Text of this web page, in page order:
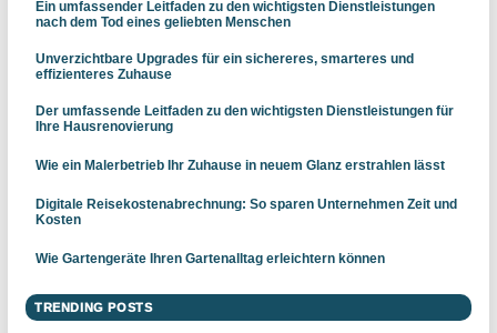
Ein umfassender Leitfaden zu den wichtigsten Dienstleistungen
nach dem Tod eines geliebten Menschen
Unverzichtbare Upgrades für ein sichereres, smarteres und
effizienteres Zuhause
Der umfassende Leitfaden zu den wichtigsten Dienstleistungen für
Ihre Hausrenovierung
Wie ein Malerbetrieb Ihr Zuhause in neuem Glanz erstrahlen lässt
Digitale Reisekostenabrechnung: So sparen Unternehmen Zeit und
Kosten
Wie Gartengeräte Ihren Gartenalltag erleichtern können
TRENDING POSTS